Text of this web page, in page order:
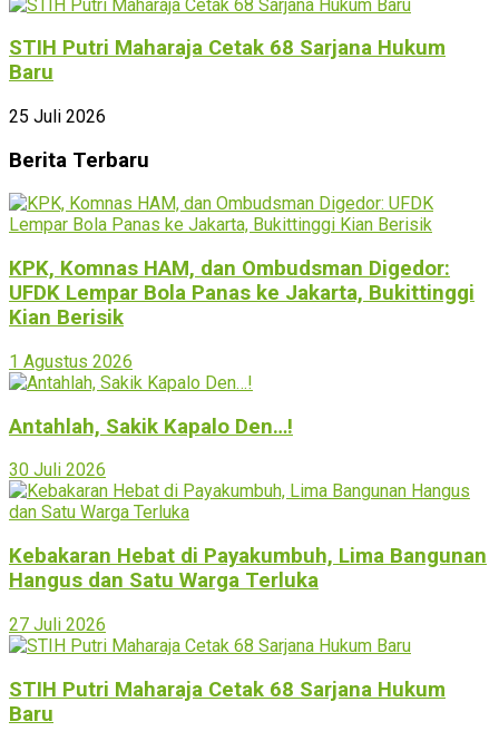
STIH Putri Maharaja Cetak 68 Sarjana Hukum
Baru
25 Juli 2026
Berita Terbaru
KPK, Komnas HAM, dan Ombudsman Digedor:
UFDK Lempar Bola Panas ke Jakarta, Bukittinggi
Kian Berisik
1 Agustus 2026
Antahlah, Sakik Kapalo Den…!
30 Juli 2026
Kebakaran Hebat di Payakumbuh, Lima Bangunan
Hangus dan Satu Warga Terluka
27 Juli 2026
STIH Putri Maharaja Cetak 68 Sarjana Hukum
Baru